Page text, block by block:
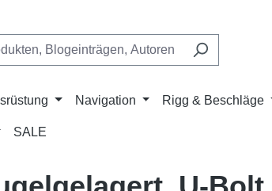
Navigation Rigg & Beschläge
SALE